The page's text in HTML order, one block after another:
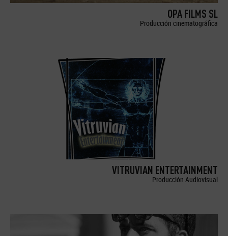
OPA FILMS SL
Producción cinematográfica
VITRUVIAN ENTERTAINMENT
Producción Audiovisual